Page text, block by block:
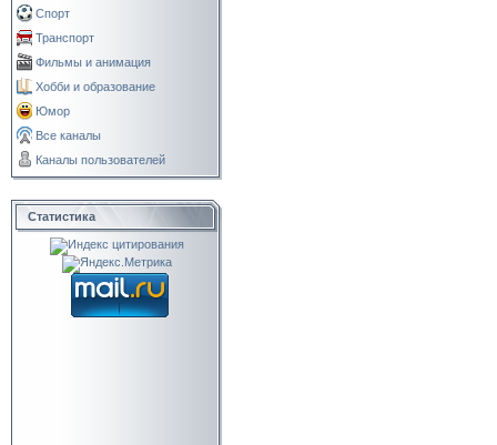
Спорт
Транспорт
Фильмы и анимация
Хобби и образование
Юмор
Все каналы
Каналы пользователей
Статистика